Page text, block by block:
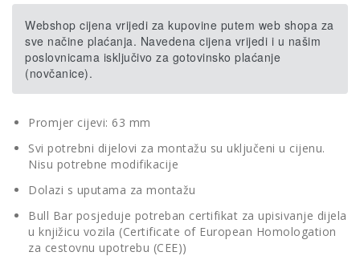
Webshop cijena vrijedi za kupovine putem web shopa za
sve načine plaćanja. Navedena cijena vrijedi i u našim
poslovnicama isključivo za gotovinsko plaćanje
(novčanice).
Promjer cijevi: 63 mm
Svi potrebni dijelovi za montažu su uključeni u cijenu.
Nisu potrebne modifikacije
Dolazi s uputama za montažu
Bull Bar posjeduje potreban certifikat za upisivanje dijela
u knjižicu vozila (Certificate of European Homologation
za cestovnu upotrebu (CEE))